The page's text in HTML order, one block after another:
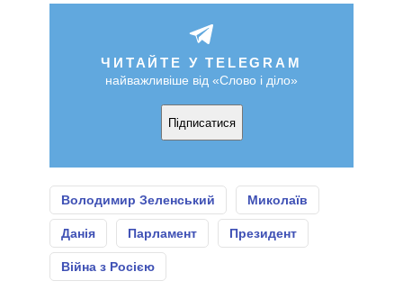
ЧИТАЙТЕ У TELEGRAM
найважливіше від «Слово і діло»
Підписатися
Володимир Зеленський Миколаїв
Данія Парламент Президент
Війна з Росією